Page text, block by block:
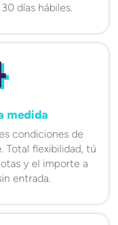
días hábiles.
medida
condiciones de
Total flexibilidad, tú
y el importe a
entrada.